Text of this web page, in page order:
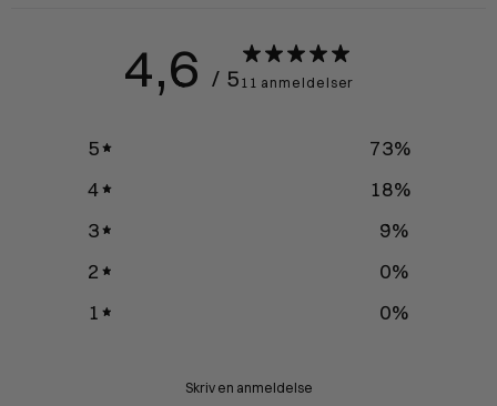
4,6 / 5 11 anmeldelser
5 73%
4
18%
3
9%
2
0%
1
0%
Skriv en anmeldelse